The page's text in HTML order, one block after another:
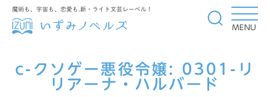
MENU
魔術も、宇宙も、恋愛も.新・ライト文芸レーベル！
c-クソゲー悪役令嬢: 0301-リ
リアーナ・ハルバード